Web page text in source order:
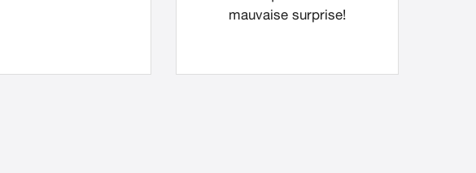
mauvaise surprise!